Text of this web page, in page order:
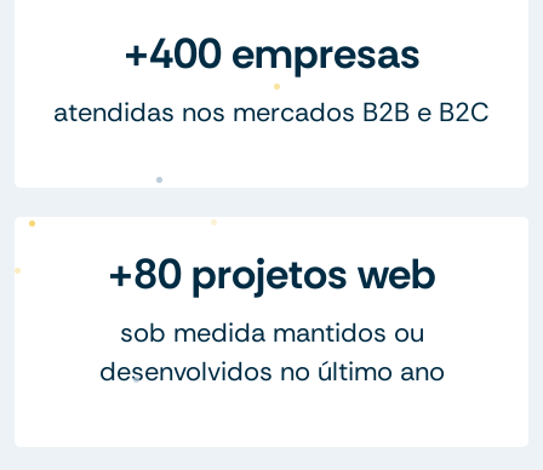
+400 empresas
atendidas nos mercados B2B e B2C
+80 projetos web
sob medida mantidos ou
desenvolvidos no último ano